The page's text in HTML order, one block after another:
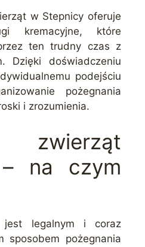
w Stepnicy oferuje
kremacyjne, które
ten trudny czas z
Dzięki doświadczeniu
podejściu
pożegnania
i zrozumienia.
zwierząt
na czym
jest legalnym i coraz
sposobem pożegnania